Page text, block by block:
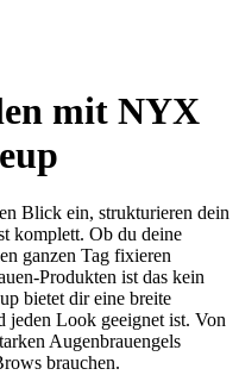
mit NYX
Blick ein, strukturieren dein
komplett. Ob du deine
ganzen Tag fixieren
Produkten ist das kein
bietet dir eine breite
jeden Look geeignet ist. Von
Augenbrauengels
brauchen.